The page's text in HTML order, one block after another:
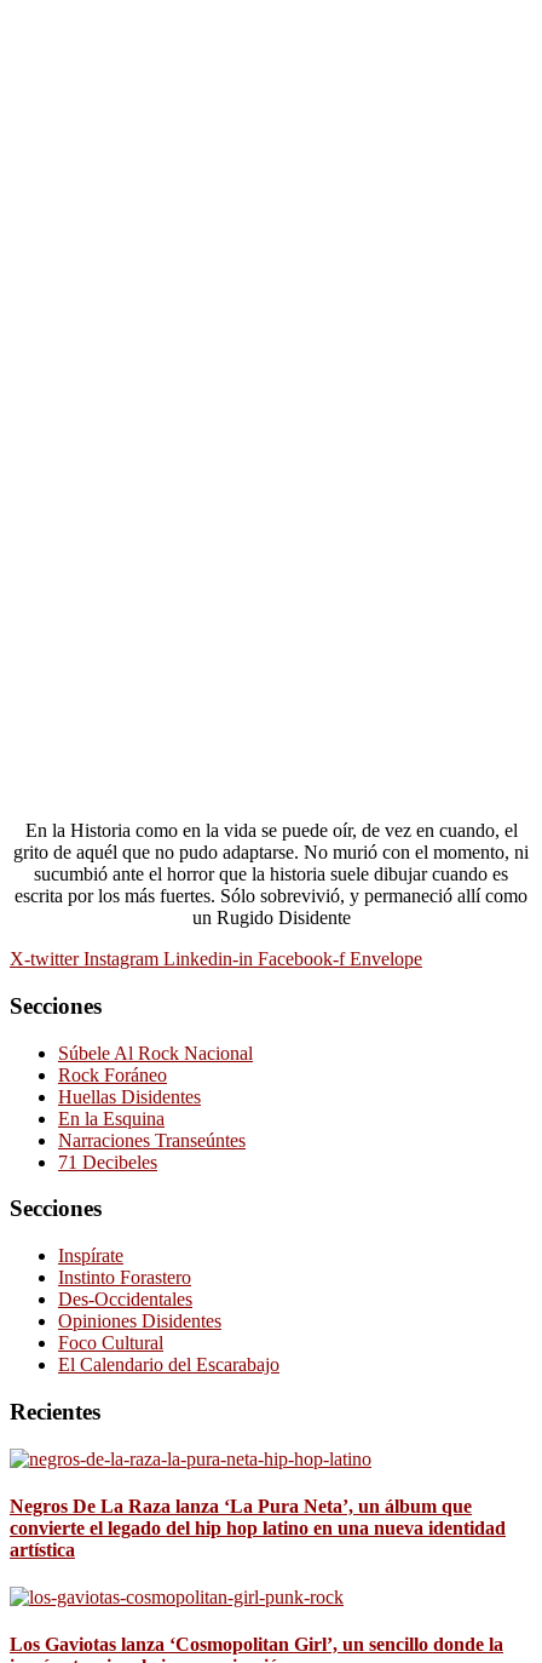
En la Historia como en la vida se puede oír, de vez en cuando, el
grito de aquél que no pudo adaptarse. No murió con el momento, ni
sucumbió ante el horror que la historia suele dibujar cuando es
escrita por los más fuertes. Sólo sobrevivió, y permaneció allí como
un Rugido Disidente
X-twitter Instagram Linkedin-in Facebook-f Envelope
Secciones
Súbele Al Rock Nacional
Rock Foráneo
Huellas Disidentes
En la Esquina
Narraciones Transeúntes
71 Decibeles
Secciones
Inspírate
Instinto Forastero
Des-Occidentales
Opiniones Disidentes
Foco Cultural
El Calendario del Escarabajo
Recientes
Negros De La Raza lanza ‘La Pura Neta’, un álbum que
convierte el legado del hip hop latino en una nueva identidad
artística
Los Gaviotas lanza ‘Cosmopolitan Girl’, un sencillo donde la